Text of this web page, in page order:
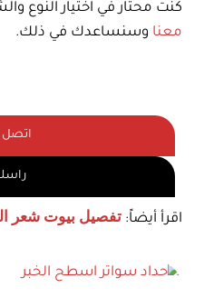
كنت محتار في اختيار النوع
معنا وسنساعدك في ذلك.
اتصل
اقرأ أيضاً: تفصيل بيوت شعر